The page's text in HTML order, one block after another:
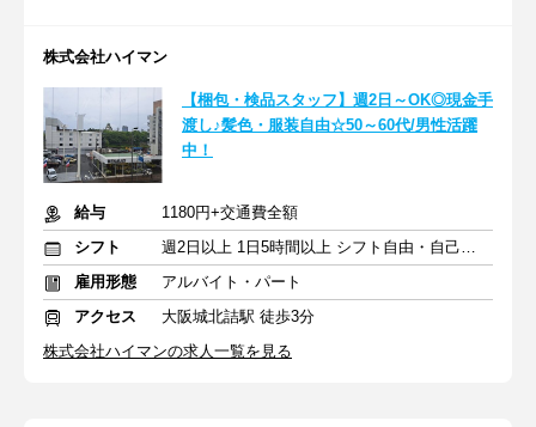
株式会社ハイマン
【梱包・検品スタッフ】週2日～OK◎現金手
渡し♪髪色・服装自由☆50～60代/男性活躍
中！
給与
1180円+交通費全額
シフト
週2日以上 1日5時間以上 シフト自由・自己申告
雇用形態
アルバイト・パート
アクセス
大阪城北詰駅 徒歩3分
株式会社ハイマンの求人一覧を見る